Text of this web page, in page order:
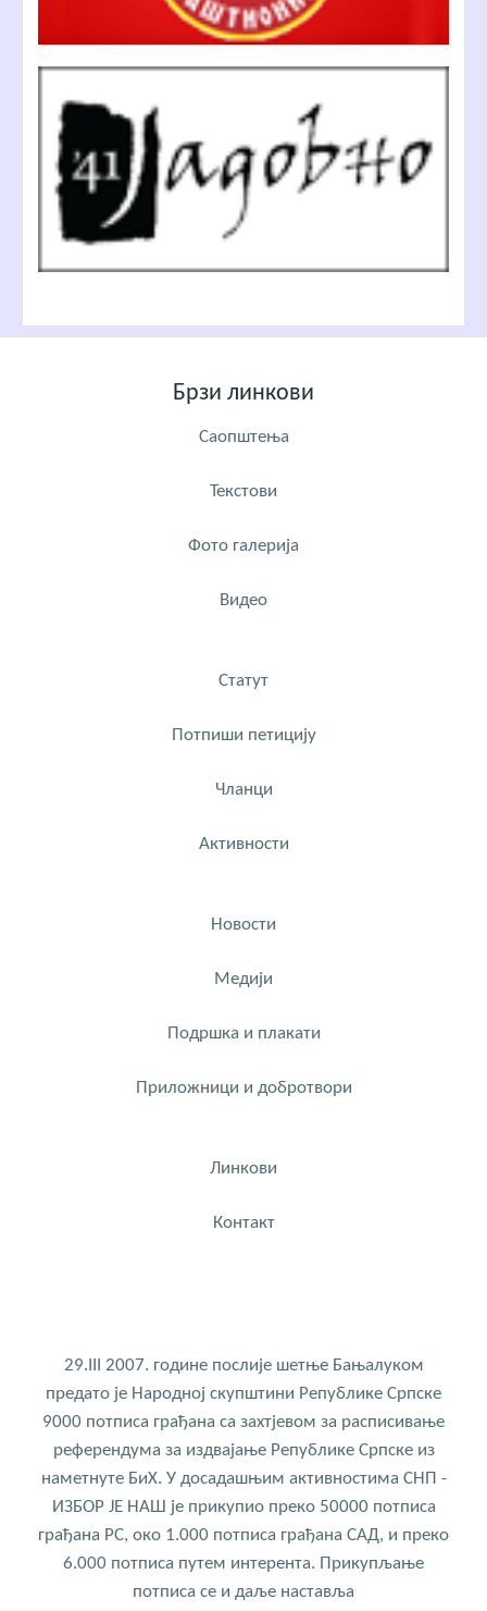
Брзи линкови
Саопштења
Текстови
Фото галерија
Видео
Статут
Потпиши петицију
Чланци
Активности
Новости
Медији
Подршка и плакати
Приложници и добротвори
Линкови
Контакт
29.III 2007. године послије шетње Бањалуком
предато је Народној скупштини Републике Српске
9000 потписа грађана са захтјевом за расписивање
референдума за издвајање Републике Српске из
наметнуте БиХ. У досадашњим активностима СНП -
ИЗБОР ЈЕ НАШ је прикупио преко 50000 потписа
грађана РС, око 1.000 потписа грађана САД, и преко
6.000 потписа путем интерента. Прикупљање
потписа се и даље наставља